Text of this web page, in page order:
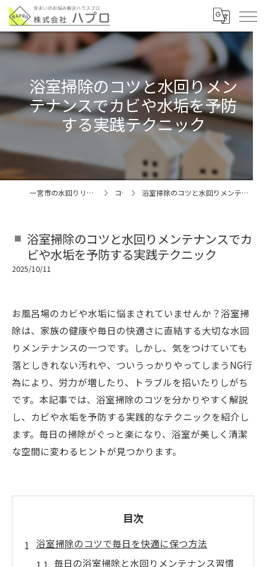
浴室掃除のコツと水回りメン
テナンスでカビや水垢を予防
する実践テクニック
一宮市の水回りリフォームなら株式会社ハプロ コラム 浴室掃除のコツと水回りメンテナンスでカビや水垢を予防する実践テクニック
浴室掃除のコツと水回りメンテナンスでカ
ビや水垢を予防する実践テクニック
2025/10/11
お風呂場のカビや水垢に悩まされていませんか？浴室掃
除は、家族の健康や毎日の快適さに直結する大切な水回
りメンテナンスの一つです。しかし、気をつけていても
落としきれない汚れや、ついうっかりやってしまうNG行
為により、労力が増したり、トラブルを招いたりしがち
です。本記事では、浴室掃除のコツを分かりやすく解説
し、カビや水垢を予防する実践的なテクニックを紹介し
ます。毎日の掃除がぐっと楽になり、浴室が美しく清潔
な空間に変わるヒントが見つかります。
目次
浴室掃除のコツで毎日を快適に保つ方法
毎日の浴室掃除と水回りメンテナンス習慣